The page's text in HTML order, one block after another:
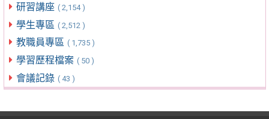
研習講座 ( 2,154 )
學生專區 ( 2,512 )
教職員專區 ( 1,735 )
學習歷程檔案 ( 50 )
會議記錄 ( 43 )